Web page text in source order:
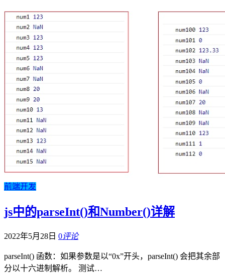
前端开发
js中的parseInt()和Number()详解
2022年5月28日 0评论
parseInt() 函数：如果参数是以“0x”开头，parseInt() 会把其余部
分以十六进制解析。 测试…